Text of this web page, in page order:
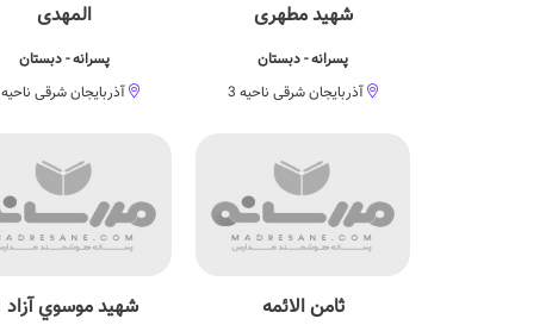
شهید مطهری
پسرانه - دبستان
آذربایجان شرقی ناحیه 3
المهدی
پسرانه - دبستان
آذربایجان شرقی ناحیه 3
ثامن الائمه شهيد موسوي آزاد 1